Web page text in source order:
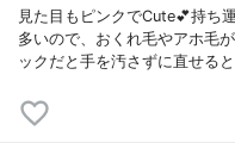
見た目もピンクでCute💕持ち
多いので、おくれ毛やアホ毛
ックだと手を汚さずに直せる